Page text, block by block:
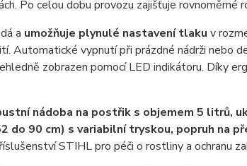
Po celou dobu provozu zajišťuje
a umožňuje plynulé nastavení tlaku v
Automatické vypnutí při prázdné nádrži nebo
zobrazen pomocí LED indikátoru. Díky
nádoba na postřik s objemem 5 litrů,
do 90 cm) s variabilní tryskou, popruh na
STIHL pro péči o rostliny a ochranu